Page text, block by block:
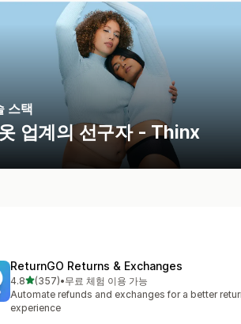
스택
업계의 선구자 - Thinx
ReturnGO Returns & Exchanges
4.8별 5개 중
(357)
총 리뷰 357개
•무료 체험 이용 가능
Automate refunds and exchanges for a better
experience